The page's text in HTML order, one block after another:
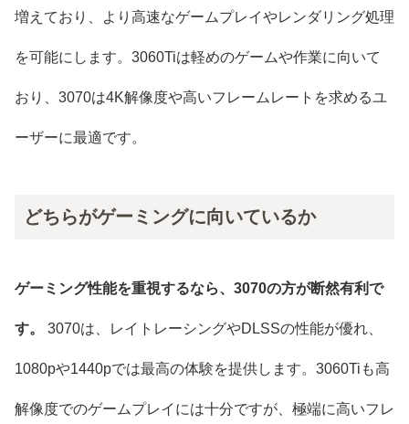
増えており、より高速なゲームプレイやレンダリング処理
を可能にします。3060Tiは軽めのゲームや作業に向いて
おり、3070は4K解像度や高いフレームレートを求めるユ
ーザーに最適です。
どちらがゲーミングに向いているか
ゲーミング性能を重視するなら、3070の方が断然有利で
す。 3070は、レイトレーシングやDLSSの性能が優れ、
1080pや1440pでは最高の体験を提供します。3060Tiも高
解像度でのゲームプレイには十分ですが、極端に高いフレ